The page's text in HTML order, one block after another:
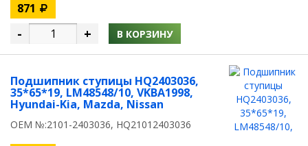
871
- + В КОРЗИНУ
Подшипник ступицы HQ2403036,
35*65*19, LM48548/10, VKBA1998,
Hyundai-Kia, Mazda, Nissan
OEM №:2101-2403036, HQ21012403036